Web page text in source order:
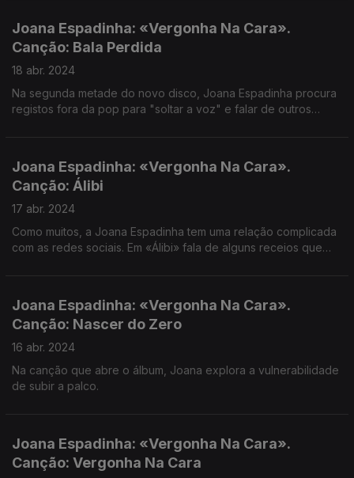
Joana Espadinha: «Vergonha Na Cara».
Canção: Bala Perdida
18 abr. 2024
Na segunda metade do novo disco, Joana Espadinha procura
registos fora da pop para "soltar a voz" e falar de outros
Joana Espadinha: «Vergonha Na Cara».
Canção: Álibi
17 abr. 2024
Como muitos, a Joana Espadinha tem uma relação complicada
com as redes sociais. Em «Álibi» fala de alguns receios que
Joana Espadinha: «Vergonha Na Cara».
Canção: Nascer do Zero
16 abr. 2024
Na canção que abre o álbum, Joana explora a vulnerabilidade
de subir a palco.
Joana Espadinha: «Vergonha Na Cara».
Canção: Vergonha Na Cara